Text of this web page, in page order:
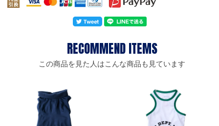
この商品を見た人はこんな商品も見ています